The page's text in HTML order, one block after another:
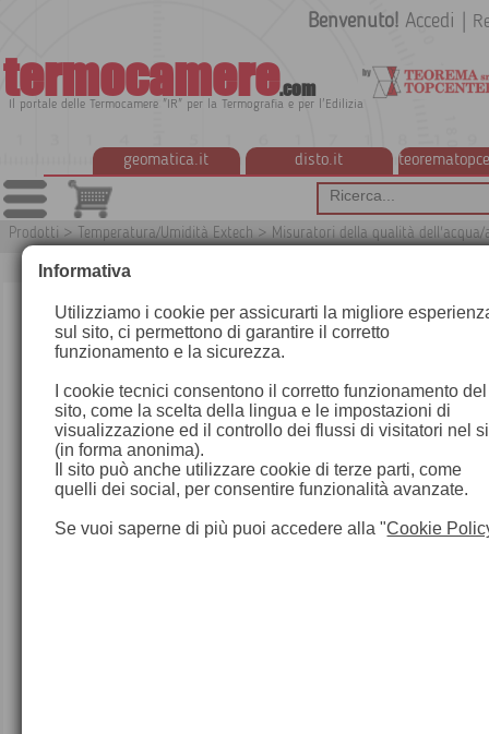
termocamere.com
Il portale delle Termocamere "IR" per la Termografia e per l'Edilizia
geomatica.it disto.it
Benvenuto! Accedi
Prodotti > Temperatura/Umidità Extech > Misuratori della qualità dell'acqua/
Informativa
Utilizziamo i cookie per assicurarti la migliore
sul sito, ci permettono di garantire il corretto
funzionamento e la sicurezza.
I cookie tecnici consentono il corretto funzionamento del
sito, come la scelta della lingua e le impostazioni di
visualizzazione ed il controllo dei flussi di visitatori nel
(in forma anonima).
Il sito può anche utilizzare cookie di terze parti, come
quelli dei social, per consentire funzionalità avanzate.
Se vuoi saperne di più puoi accedere alla "Cookie